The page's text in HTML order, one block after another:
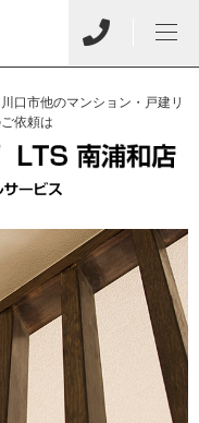
口市他のマンション・戸建リ
依頼は